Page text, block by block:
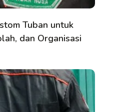
Tuban untuk
dan Organisasi